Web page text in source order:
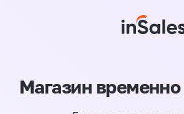
Магазин временно